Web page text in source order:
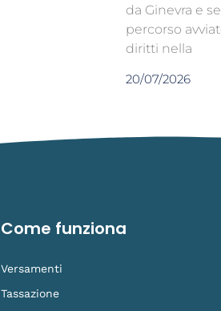
da Ginevra e
percorso
diritti nella
20/07/2026
Come funziona
Versamenti
Tassazione